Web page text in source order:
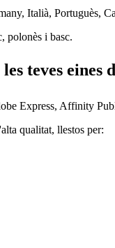
Italià, Portuguès,
polonès i basc.
teves eines
Express, Affinity
qualitat, llestos per: